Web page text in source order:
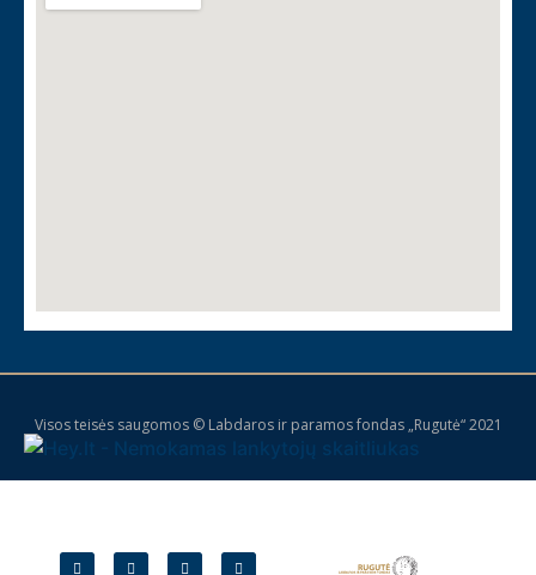
Visos teisės saugomos © Labdaros ir paramos fondas „Rugutė“ 2021